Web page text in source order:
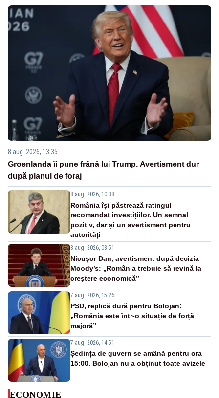
8 aug. 2026, 13:35
Groenlanda îi pune frână lui Trump. Avertisment dur
după planul de foraj
8 aug. 2026, 10:38
România își păstrează ratingul
recomandat investițiilor. Un semnal
pozitiv, dar și un avertisment pentru
autorități
8 aug. 2026, 08:51
Nicușor Dan, avertisment după decizia
Moody’s: „România trebuie să revină la
creștere economică”
7 aug. 2026, 15:26
PSD, replică dură pentru Bolojan:
„România este într-o situație de forță
majoră”
7 aug. 2026, 14:51
Ședința de guvern se amână pentru ora
15:00. Bolojan nu a obținut toate avizele
ECONOMIE